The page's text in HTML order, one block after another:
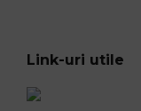
Link-uri utile